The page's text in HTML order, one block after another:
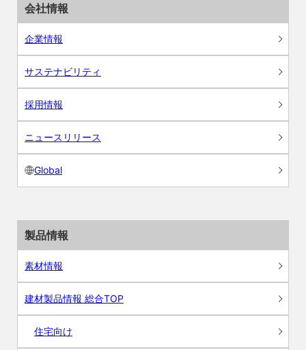
会社情報
企業情報
サステナビリティ
採用情報
ニュースリリース
Global
製品情報
素材情報
建材製品情報 総合TOP
住宅向け